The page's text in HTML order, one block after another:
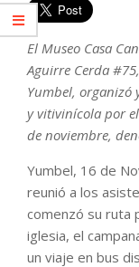
El Museo Casa
Aguirre Cerda
Yumbel,
y vitivinícola por
de noviembre,
Yumbel, 16 de
reunió a los
comenzó su ruta
iglesia, el
un viaje en bus